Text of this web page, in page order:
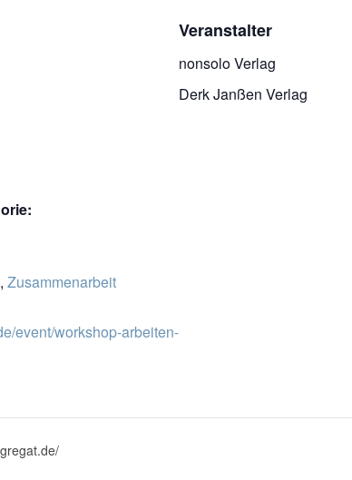
, Zusam­men­ar­beit
event/workshop-arbeiten-
Veranstalter
non­so­lo Verlag
Derk Jan­ßen Verlag